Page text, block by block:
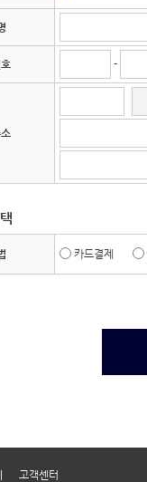
-
카드결제
고객센터